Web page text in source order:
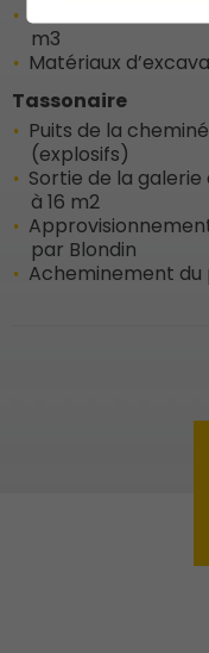
Centrale à béton
m3
Matériaux
Tassonaire
Puits de la
(explosifs)
Sortie de la galerie
à 16 m2
par Blondin
Acheminement